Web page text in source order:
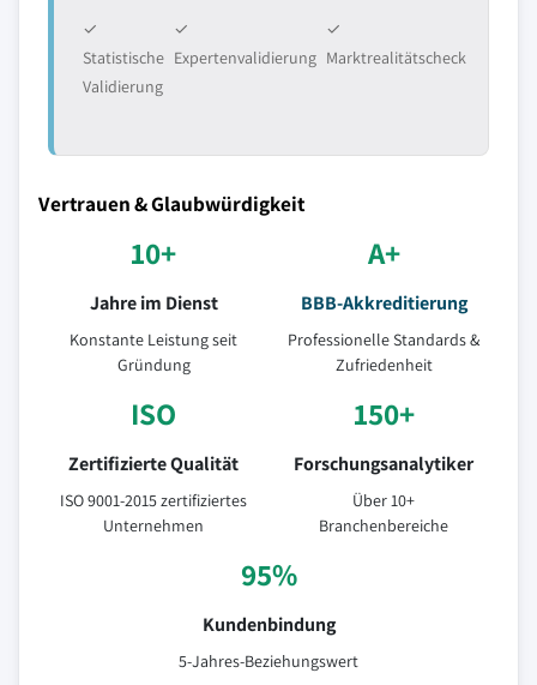
✓
Statistische
Validierung
✓
Expertenvalidierung
✓
Marktrealitätscheck
Vertrauen & Glaubwürdigkeit
10+
Jahre im Dienst
Konstante Leistung seit
Gründung
A+
BBB-Akkreditierung
Professionelle Standards &
Zufriedenheit
ISO
Zertifizierte Qualität
ISO 9001-2015 zertifiziertes
Unternehmen
150+
Forschungsanalytiker
Über 10+
Branchenbereiche
95%
Kundenbindung
5-Jahres-Beziehungswert